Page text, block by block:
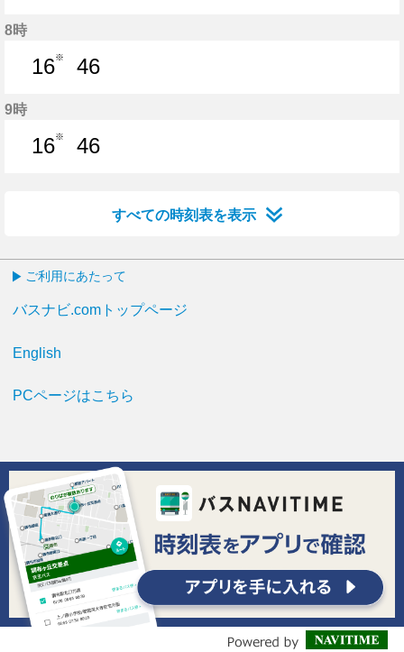
8時
16※
46
9時
16※
46
すべての時刻表を表示
ご利用にあたって
バスナビ.comトップページ
English
PCページはこちら